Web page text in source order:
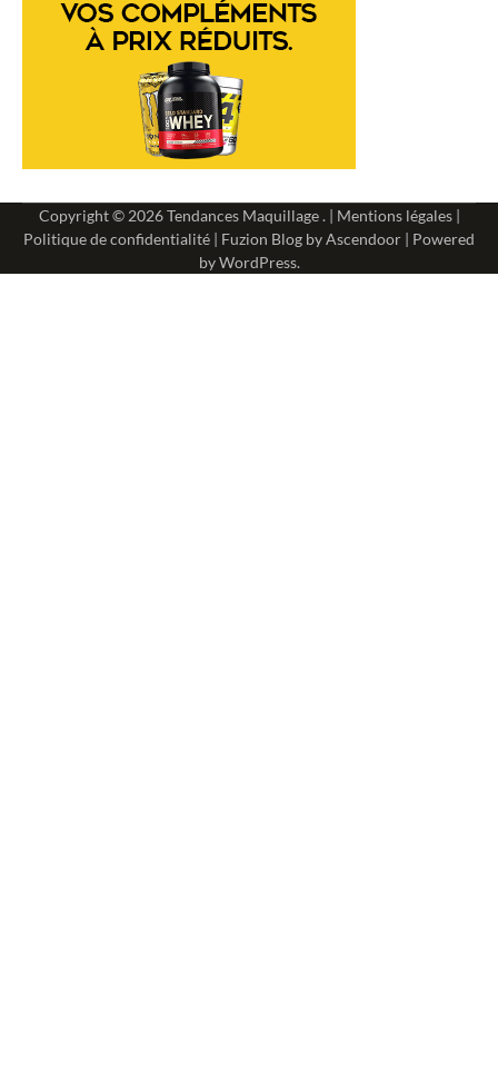
Copyright © 2026Tendances Maquillage. | Mentions légales|
Politique de confidentialité | Fuzion Blog byAscendoor | Powered
byWordPress.